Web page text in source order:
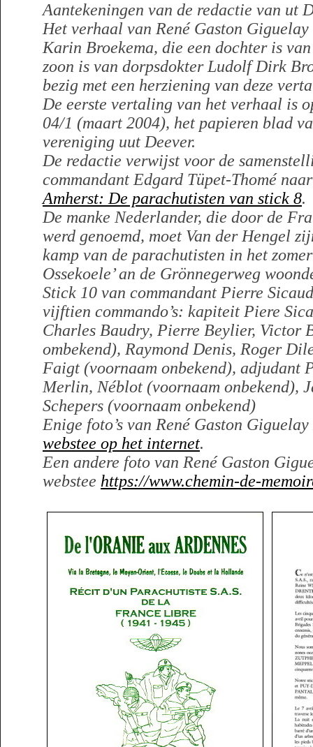
Aantekeningen van de redactie van ut
Het verhaal van René Gaston
Karin Broekema, die een dochter is
zoon is van dorpsdokter Ludolf Dirk
bezig met een herziening van deze
De eerste vertaling van het verhaal is
04/1 (maart 2004), het papieren blad
vereniging uut Deever.
De redactie verwijst voor de
commandant Edgard Tüpet-Thomé
Amherst: De parachutisten van stick 8.
De manke Nederlander, die door de
werd genoemd, moet Van der Hengel
kamp van de parachutisten in het
Ossekoele’ an de Grönnegerweg
Stick 10 van commandant Pierre
vijftien commando’s: kapiteit Piere
Charles Baudry, Pierre Beylier, Victor
ombekend), Raymond Denis, Roger
Faigt (voornaam onbekend), adjudant
Merlin, Néblot (voornaam onbekend),
Schepers (voornaam onbekend)
Enige foto’s van René Gaston
webstee op het internet.
Een andere foto van René Gaston
webstee https://www.chemin-de-